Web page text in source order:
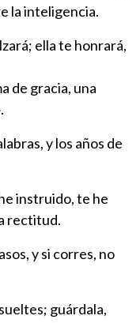
la inteligencia.
ella te honrará,
de gracia, una
y los años de
instruido, te he
rectitud.
y si corres, no
guárdala,